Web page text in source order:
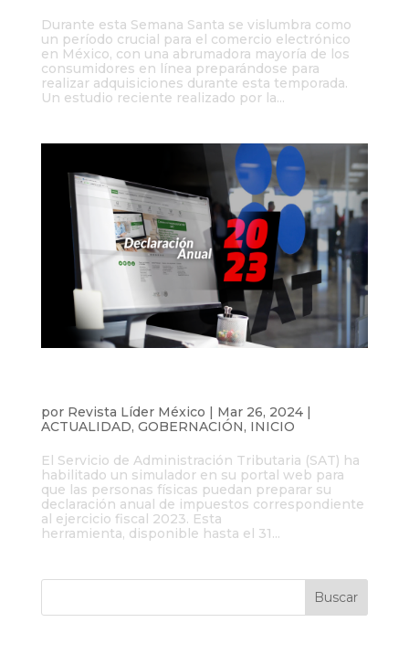
Durante esta Semana Santa se vislumbra como
un período crucial para el comercio electrónico
en México, con una abrumadora mayoría de los
consumidores en línea preparándose para
realizar adquisiciones durante esta temporada.
Un estudio reciente realizado por la...
por Revista Líder México | Mar 26, 2024|
ACTUALIDAD, GOBERNACIÓN, INICIO
El Servicio de Administración Tributaria (SAT) ha
habilitado un simulador en su portal web para
que las personas físicas puedan preparar su
declaración anual de impuestos correspondiente
al ejercicio fiscal 2023. Esta
herramienta, disponible hasta el 31...